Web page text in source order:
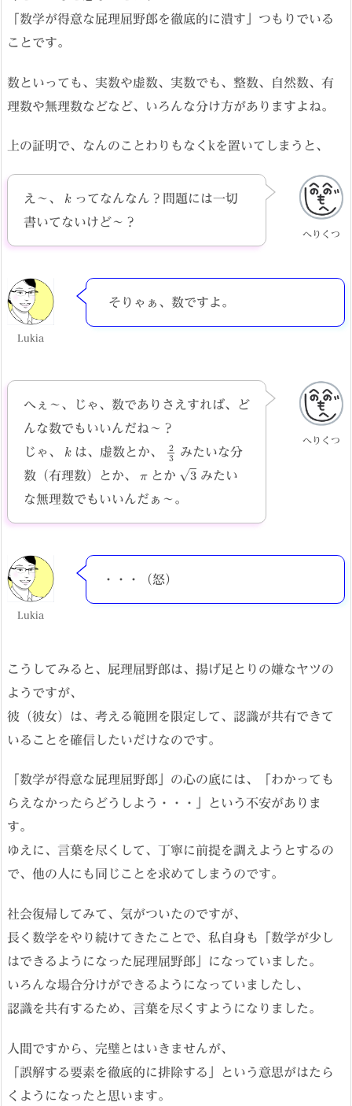
「数学が得意な屁理屈野郎を徹底的に潰す」つもりでいる
ことです。
数といっても、実数や虚数、実数でも、整数、自然数、有
理数や無理数などなど、いろんな分け方がありますよね。
上の証明で、なんのことわりもなくkを置いてしまうと、
へりくつ
え〜、 k
ってなんなん？問題には一切
書いてないけど〜？
Lukia
そりゃぁ、数ですよ。
へりくつ
へぇ〜、じゃ、数でありさえすれば、ど
んな数でもいいんだね〜？
じゃ、
k は、虚数とか、 2
3
みたいな分
数（有理数）とか、
とか 3
みたい
な無理数でもいいんだぁ〜。
Lukia
・・・（怒）
こうしてみると、屁理屈野郎は、揚げ足とりの嫌なヤツの
ようですが、
彼（彼女）は、考える範囲を限定して、認識が共有できて
いることを確信したいだけなのです。
「数学が得意な屁理屈野郎」の心の底には、「わかっても
らえなかったらどうしよう・・・」という不安がありま
す。
ゆえに、言葉を尽くして、丁寧に前提を調えようとするの
で、他の人にも同じことを求めてしまうのです。
社会復帰してみて、気がついたのですが、
長く数学をやり続けてきたことで、私自身も「数学が少し
はできるようになった屁理屈野郎」になっていました。
いろんな場合分けができるようになっていましたし、
認識を共有するため、言葉を尽くすようになりました。
人間ですから、完璧とはいきませんが、
「誤解する要素を徹底的に排除する」という意思がはたら
くようになったと思います。